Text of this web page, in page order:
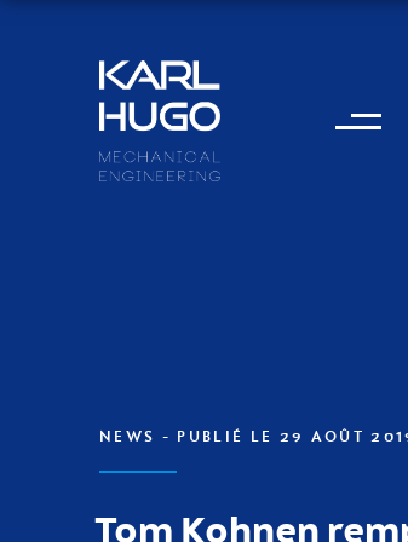
Karl Hugo
NEWS - PUBLIÉ LE 29 AOÛT
Tom Kohnen